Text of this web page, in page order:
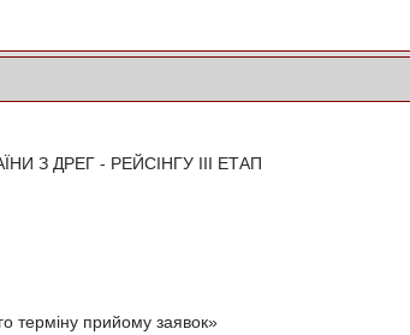
З ДРЕГ - РЕЙСІНГУ ІІІ ЕТАП
терміну прийому заявок»